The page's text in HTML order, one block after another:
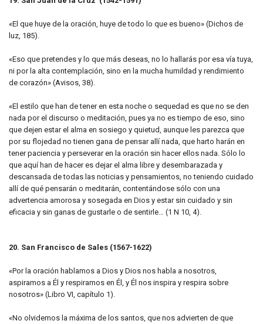
«El que huye de la oración, huye de todo lo que es bueno» (Dichos de
luz, 185).
«Eso que pretendes y lo que más deseas, no lo hallarás por esa vía tuya,
ni por la alta contemplación, sino en la mucha humildad y rendimiento
de corazón» (Avisos, 38).
«El estilo que han de tener en esta noche o sequedad es que no se den
nada por el discurso o meditación, pues ya no es tiempo de eso, sino
que dejen estar el alma en sosiego y quietud, aunque les parezca que
por su flojedad no tienen gana de pensar allí nada, que harto harán en
tener paciencia y perseverar en la oración sin hacer ellos nada. Sólo lo
que aquí han de hacer es dejar el alma libre y desembarazada y
descansada de todas las noticias y pensamientos, no teniendo cuidado
allí de qué pensarán o meditarán, contentándose sólo con una
advertencia amorosa y sosegada en Dios y estar sin cuidado y sin
eficacia y sin ganas de gustarle o de sentirle… (1 N 10, 4).
20. San Francisco de Sales (1567-1622)
«Por la oración hablamos a Dios y Dios nos habla a nosotros,
aspiramos a Él y respiramos en Él, y Él nos inspira y respira sobre
nosotros» (Libro VI, capítulo 1).
«No olvidemos la máxima de los santos, que nos advierten de que